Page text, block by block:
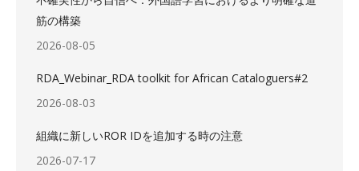
筋の構築
2026-08-05
RDA_Webinar_RDA toolkit for African Cataloguers#2
2026-08-03
組織に新しいROR IDを追加する時の注意
2026-07-17